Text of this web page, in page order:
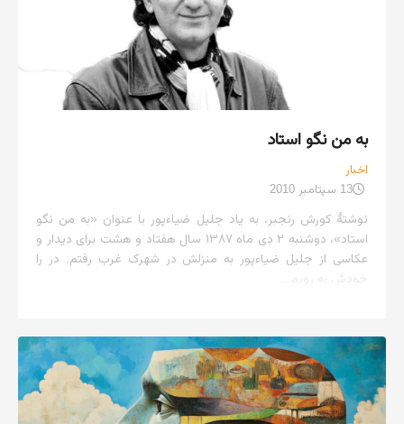
به من نگو استاد
اخبار
13 سپتامبر 2010
نوشتهٔ کورش رنجبر، به یاد جلیل ضیاءپور با عنوان «به من نگو
استاد»، دوشنبه ۲ دی ماه ۱۳۸۷ سال هفتاد و هشت برای دیدار و
عکاسی از جلیل ضیاءپور به منزلش در شهرک غرب رفتم. در را
خودش به رویم...